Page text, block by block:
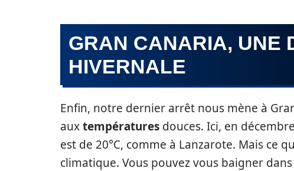
GRAN CANARIA, UNE
HIVERNALE
Enfin, notre dernier arrêt nous mène à
auxtempératures douces. Ici, en
est de 20°C, comme à Lanzarote. Mais ce
climatique. Vous pouvez vous baigner